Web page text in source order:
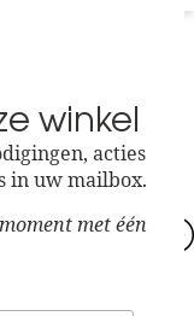
winkel
acties
in uw mailbox.
met één